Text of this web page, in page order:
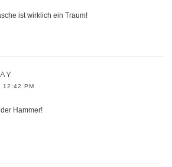
ist wirklich ein Traum!
12:42 PM
Hammer!